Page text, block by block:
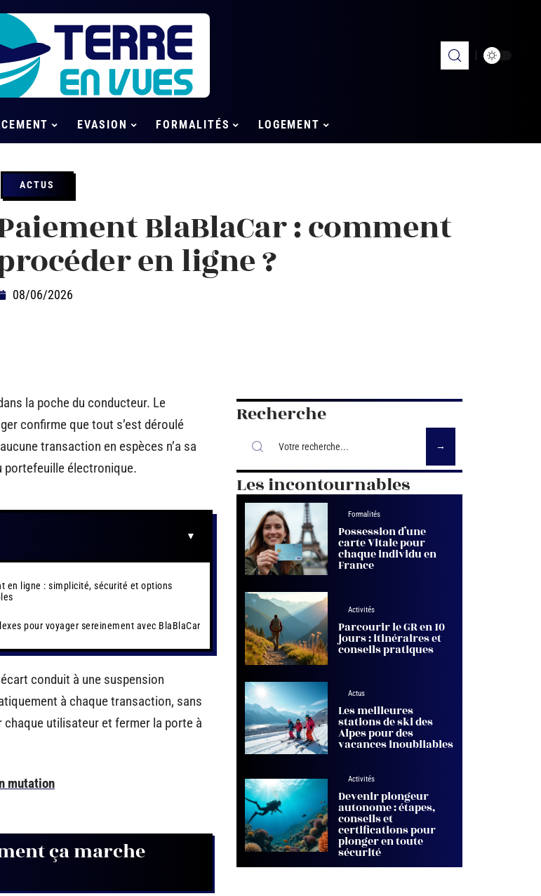
EVASION FORMALITÉS LOGEMENT
ACTUS
BlaBlaCar : comment
en ligne ?
08/06/2026
la poche du conducteur. Le
confirme que tout s’est déroulé
transaction en espèces n’a sa
portefeuille électronique.
en ligne : simplicité, sécurité et options
pour voyager sereinement avec BlaBlaCar
conduit à une suspension
à chaque transaction, sans
utilisateur et fermer la porte à
mutation
ça marche
Recherche
Les incontournables
Formalités
Possession d’une
carte Vitale pour
chaque individu en
France
Activités
Parcourir le GR en 10
jours : itinéraires et
conseils pratiques
Actus
Les meilleures
stations de ski des
Alpes pour des
vacances inoubliables
Activités
Devenir plongeur
autonome : étapes,
conseils et
certifications pour
plonger en toute
sécurité